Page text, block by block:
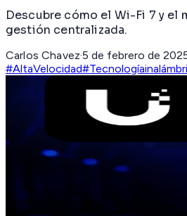
Descubre cómo el Wi-Fi 7 y
gestión centralizada.
Carlos Chavez·5 de febrero de
#AltaVelocidad